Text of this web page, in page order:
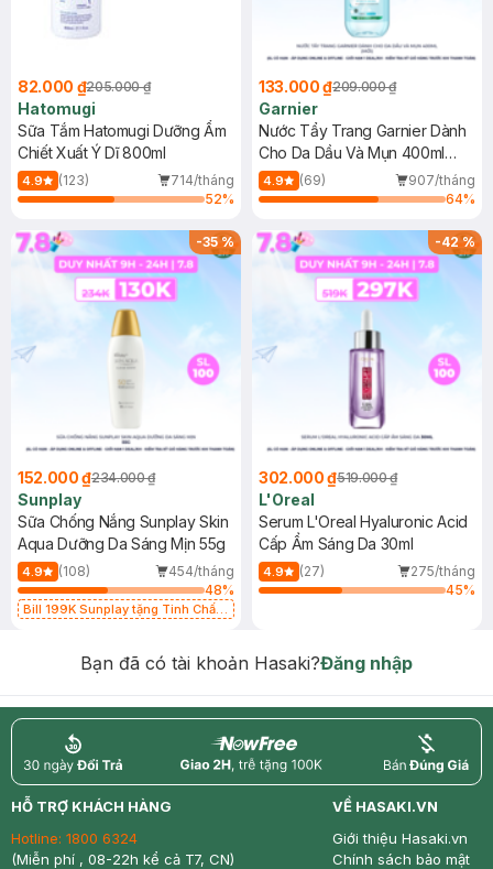
82.000 ₫205.000 ₫
Hatomugi
Sữa Tắm Hatomugi Dưỡng Ẩm
Chiết Xuất Ý Dĩ 800ml
4.9 (123)
714/tháng
52%
133.000 ₫209.000 ₫
Garnier
Nước Tẩy Trang Garnier Dành
Cho Da Dầu Và Mụn 400ml
(Mới)
4.9 (69)
907/tháng
64%
-35%
152.000 ₫234.000 ₫
Sunplay
Sữa Chống Nắng Sunplay Skin
Aqua Dưỡng Da Sáng Mịn 55g
4.9 (108)
454/tháng
48%
Bill 199K Sunplay tặng Tinh Chất
-42%
302.000 ₫519.000 ₫
L'Oreal
Serum L'Oreal Hyaluronic Acid
Cấp Ẩm Sáng Da 30ml
4.9 (27)
275/tháng
45%
Bạn đã có tài khoản Hasaki?Đăng nhập
return nowfree price
HỖ TRỢ KHÁCH HÀNG
Hotline: 1800 6324
(Miễn phí , 08-22h kể cả T7, CN)
VỀ HASAKI.VN
Giới thiệu Hasaki.vn
Chính sách bảo mật